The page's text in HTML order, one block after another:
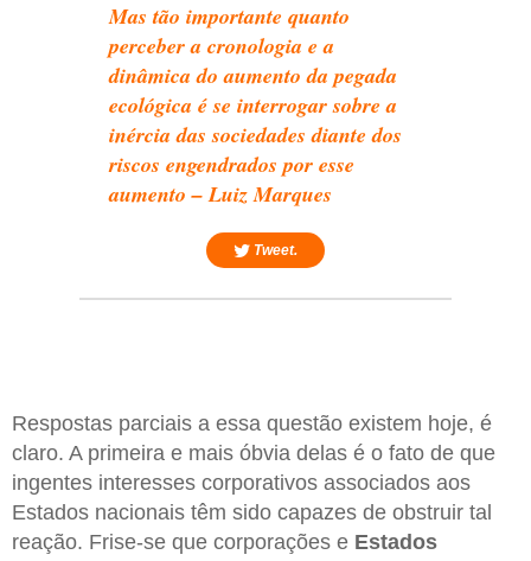
Mas tão importante quanto
perceber a cronologia e a
dinâmica do aumento da pegada
ecológica é se interrogar sobre a
inércia das sociedades diante dos
riscos engendrados por esse
aumento – Luiz Marques
Tweet.
Respostas parciais a essa questão existem hoje, é
claro. A primeira e mais óbvia delas é o fato de que
ingentes interesses corporativos associados aos
Estados nacionais têm sido capazes de obstruir tal
reação. Frise-se que corporações e Estados